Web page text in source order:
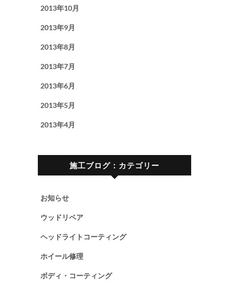
2013年10月
2013年9月
2013年8月
2013年7月
2013年6月
2013年5月
2013年4月
施工ブログ：カテゴリー
お知らせ
ウッドリペア
ヘッドライトコーティング
ホイール修理
ボディ・コーティング